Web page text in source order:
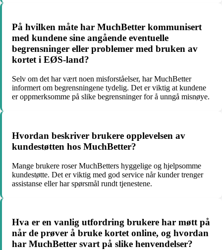
På hvilken måte har MuchBetter kommunisert
med kundene sine angående eventuelle
begrensninger eller problemer med bruken av
kortet i EØS-land?
Selv om det har vært noen misforståelser, har MuchBetter
informert om begrensningene tydelig. Det er viktig at kundene
er oppmerksomme på slike begrensninger for å unngå misnøye.
Hvordan beskriver brukere opplevelsen av
kundestøtten hos MuchBetter?
Mange brukere roser MuchBetters hyggelige og hjelpsomme
kundestøtte. Det er viktig med god service når kunder trenger
assistanse eller har spørsmål rundt tjenestene.
Hva er en vanlig utfordring brukere har møtt på
når de prøver å bruke kortet online, og hvordan
har MuchBetter svart på slike henvendelser?